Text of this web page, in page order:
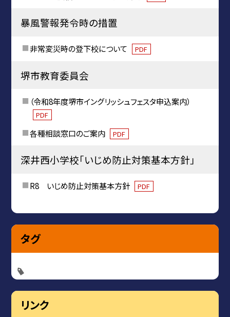
暴風警報発令時の措置
非常変災時の登下校について PDF
堺市教育委員会
（令和8年度堺市イングリッシュフェスタ申込案内）
PDF
各種相談窓口のご案内 PDF
深井西小学校「いじめ防止対策基本方針」
R8 いじめ防止対策基本方針 PDF
タグ
リンク